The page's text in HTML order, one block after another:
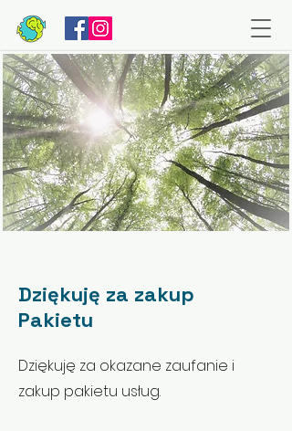
Dziękuję za zakup
Pakietu
Dziękuję za okazane zaufanie i
zakup pakietu usług.